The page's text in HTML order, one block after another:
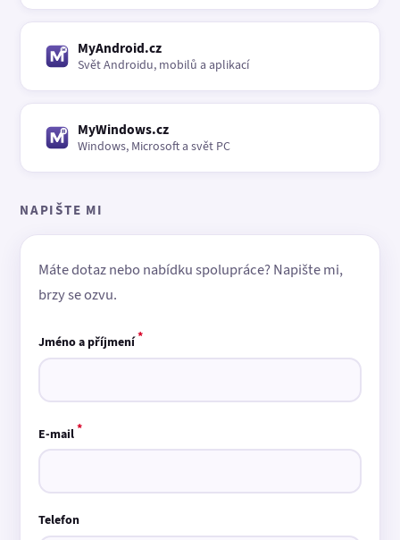
MyAndroid.cz
Svět Androidu, mobilů a aplikací
MyWindows.cz
Windows, Microsoft a svět PC
NAPIŠTE MI
Máte dotaz nebo nabídku spolupráce? Napište mi,
brzy se ozvu.
Jméno a příjmení*
E-mail*
Telefon